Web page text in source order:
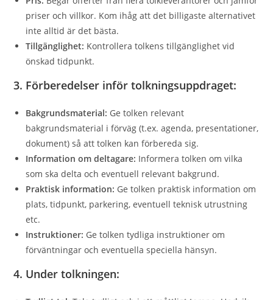
priser och villkor. Kom ihåg att det billigaste alternativet
inte alltid är det bästa.
Tillgänglighet: Kontrollera tolkens tillgänglighet vid
önskad tidpunkt.
3. Förberedelser inför tolkningsuppdraget:
Bakgrundsmaterial: Ge tolken relevant
bakgrundsmaterial i förväg (t.ex. agenda, presentationer,
dokument) så att tolken kan förbereda sig.
Information om deltagare: Informera tolken om vilka
som ska delta och eventuell relevant bakgrund.
Praktisk information: Ge tolken praktisk information om
plats, tidpunkt, parkering, eventuell teknisk utrustning
etc.
Instruktioner: Ge tolken tydliga instruktioner om
förväntningar och eventuella speciella hänsyn.
4. Under tolkningen: